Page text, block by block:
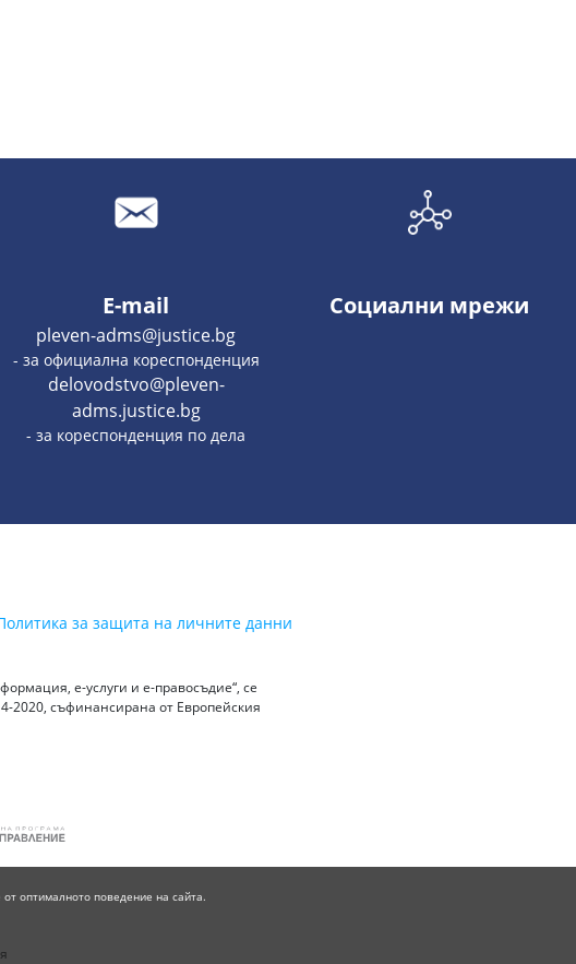
E-mail
pleven-adms@justice.bg
- за официална кореспонденция
delovodstvo@pleven-
adms.justice.bg
- за кореспонденция по дела
Социални мрежи
за защита на личните данни
е-услуги и е-правосъдие“, се
2020, съфинансирана от Европейския
оптималното поведение на сайта.